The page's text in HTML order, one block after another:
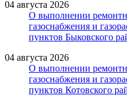
04 августа 2026
О выполнении
газоснабжения и
пунктов Быковского
04 августа 2026
О выполнении
газоснабжения и
пунктов Котовского